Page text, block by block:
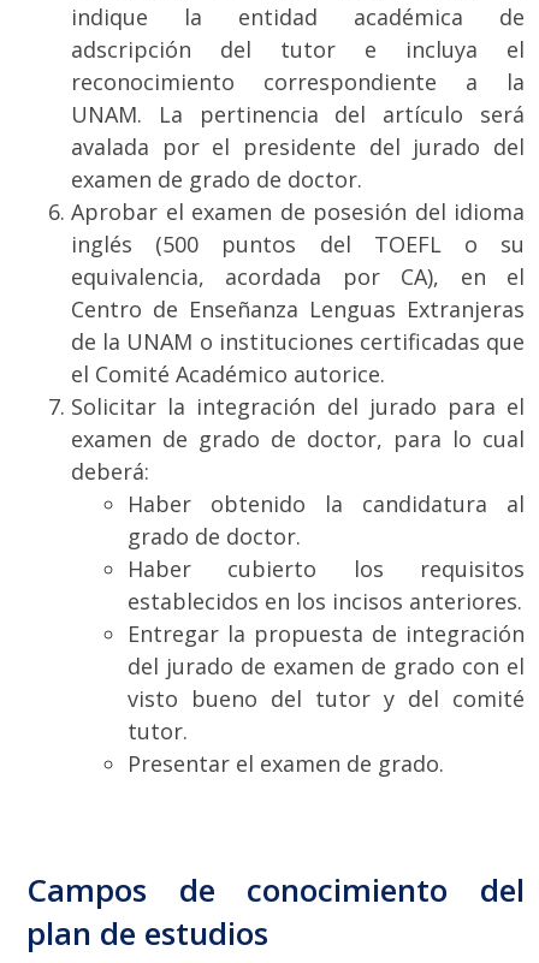
indique la entidad académica de
adscripción del tutor e incluya el
reconocimiento correspondiente a la
UNAM. La pertinencia del artículo será
avalada por el presidente del jurado del
examen de grado de doctor.
Aprobar el examen de posesión del idioma
inglés (500 puntos del TOEFL o su
equivalencia, acordada por CA), en el
Centro de Enseñanza Lenguas Extranjeras
de la UNAM o instituciones certificadas que
el Comité Académico autorice.
Solicitar la integración del jurado para el
examen de grado de doctor, para lo cual
deberá:
Haber obtenido la candidatura al
grado de doctor.
Haber cubierto los requisitos
establecidos en los incisos anteriores.
Entregar la propuesta de integración
del jurado de examen de grado con el
visto bueno del tutor y del comité
tutor.
Presentar el examen de grado.
Campos de conocimiento del
plan de estudios